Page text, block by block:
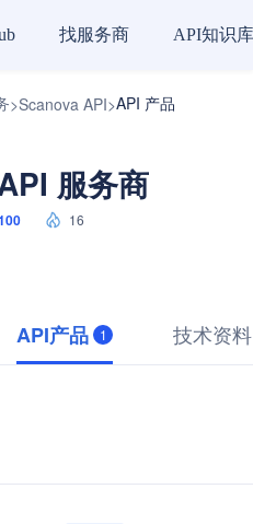
找服务商 API知识库
>Scanova API>API 产品
服务商
16
API产品 1 技术资料